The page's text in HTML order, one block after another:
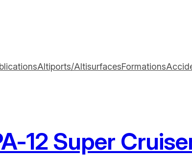
Altiports/AltisurfacesFormations
12 Super